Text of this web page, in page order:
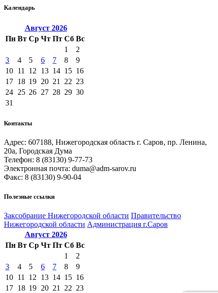
Календарь
Август 2026
Пн Вт Ср Чт Пт Сб Вс
1
2
3
4 5 6 7 8
9
10 11 12 13 14 15 16
17 18 19 20 21 22 23
24 25 26 27 28 29 30
31
Контакты
Адрес: 607188, Нижегородская область г. Саров, пр. Ленина,
20а, Городская Дума
Телефон: 8 (83130) 9-77-73
Электронная почта: duma@adm-sarov.ru
Факс: 8 (83130) 9-90-04
Полезные ссылки
Закcобрание Нижегородской области Правительство
Нижегородской области Администрация г.Саров
Август 2026
Пн Вт Ср Чт Пт Сб Вс
1
2
3
4 5 6 7 8
9
10 11 12 13 14 15 16
17 18 19 20 21 22 23